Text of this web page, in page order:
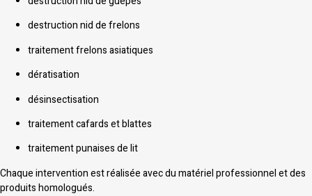
destruction nid de frelons
traitement frelons asiatiques
dératisation
désinsectisation
traitement cafards et blattes
traitement punaises de lit
Chaque intervention est réalisée avec du matériel professionnel et des
produits homologués.